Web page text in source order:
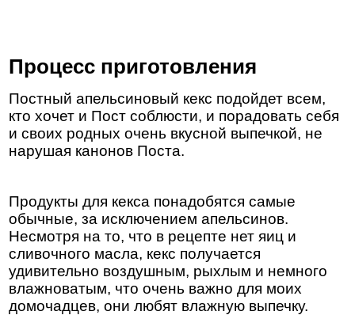
Процесс приготовления
Постный апельсиновый кекс подойдет всем,
кто хочет и Пост соблюсти, и порадовать себя
и своих родных очень вкусной выпечкой, не
нарушая канонов Поста.
Продукты для кекса понадобятся самые
обычные, за исключением апельсинов.
Несмотря на то, что в рецепте нет яиц и
сливочного масла, кекс получается
удивительно воздушным, рыхлым и немного
влажноватым, что очень важно для моих
домочадцев, они любят влажную выпечку.